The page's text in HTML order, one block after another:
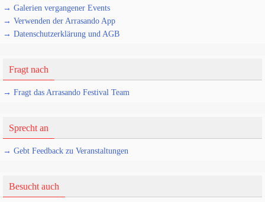
→ Galerien vergangener Events
→ Verwenden der Arrasando App
→ Datenschutzerklärung und AGB
Fragt nach
→ Fragt das Arrasando Festival Team
Sprecht an
→ Gebt Feedback zu Veranstaltungen
Besucht auch